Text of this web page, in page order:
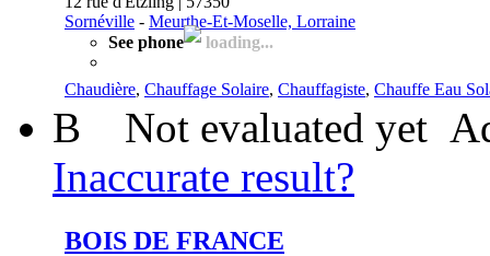
Sornéville - Meurthe-Et-Moselle, Lorraine
See phone
loading...
Chaudière, Chauffage Solaire, Chauffagiste, Chauffe Eau
B Not evaluated yet
Inaccurate result?
BOIS DE FRANCE